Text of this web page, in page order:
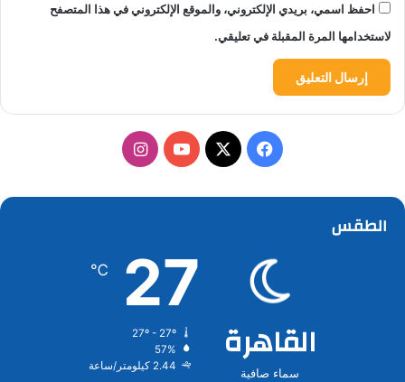
احفظ اسمي، بريدي الإلكتروني، والموقع الإلكتروني في هذا المتصفح
لاستخدامها المرة المقبلة في تعليقي.
فيسبوك
‫X
‫YouTubeانستقرام
الطقس
القاهرة
سماء صافية
27
℃
57%
2.44 كيلومتر/ساعة